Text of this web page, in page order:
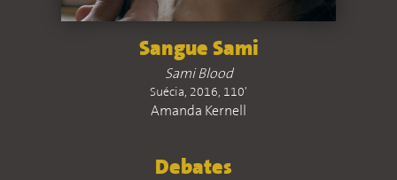
Sangue Sami
Sami Blood
Suécia, 2016, 110'
Amanda Kernell
Debates